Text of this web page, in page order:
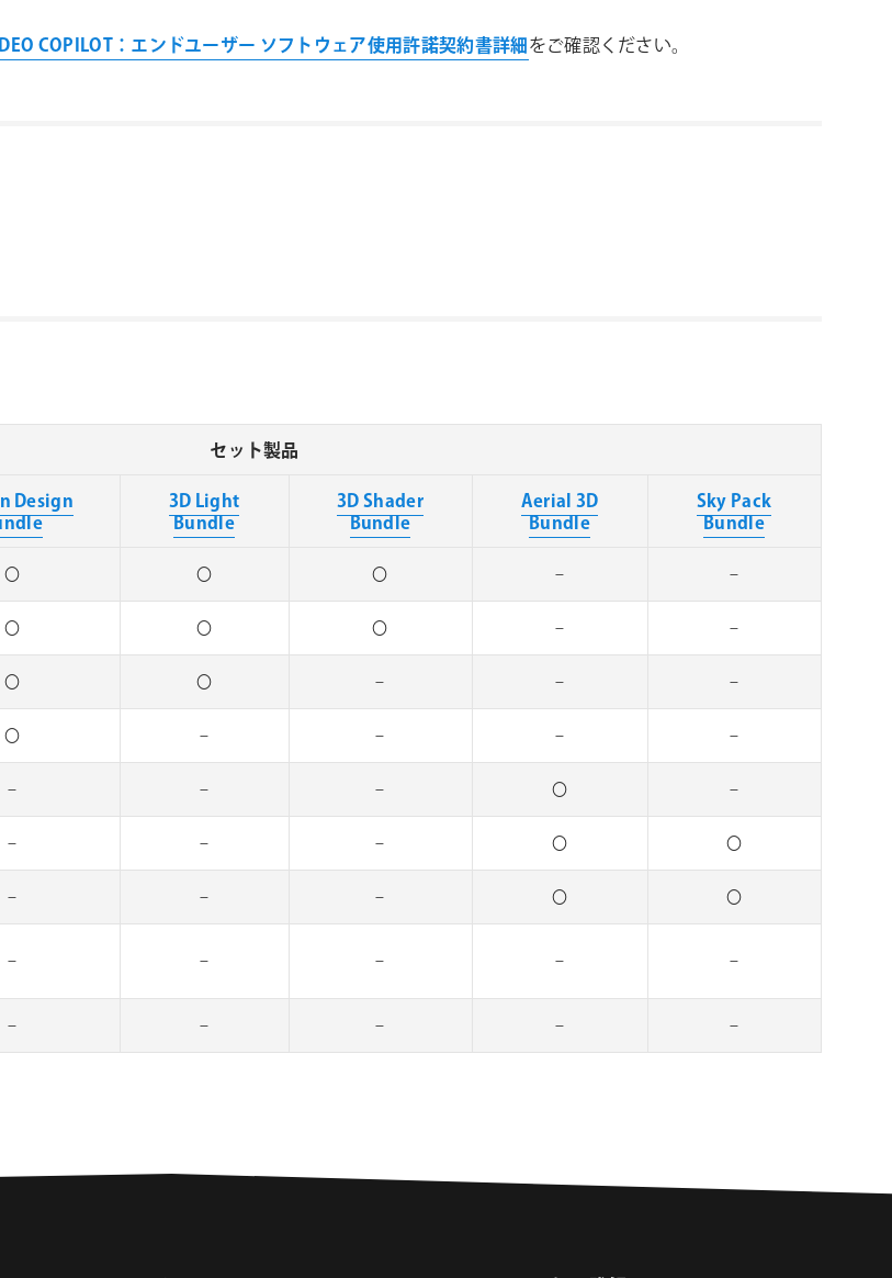
COPILOT：エンドユーザー ソフトウェア使用許諾契約書詳細をご確認ください。
セット製品
Design
3D Light
Bundle
3D Shader
Bundle
Aerial 3D
Bundle
Sky Pack
Bundle
〇 〇 〇 – –
〇 〇 〇 – –
〇 〇 – – –
〇 – – – –
– – – 〇 –
– – – 〇 〇
– – – 〇 〇
– – – – –
– – – – –